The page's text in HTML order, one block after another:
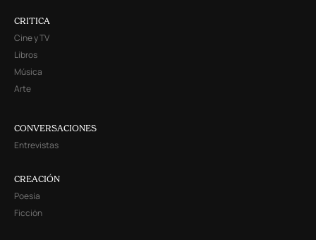
CRITICA
Cine y TV
Libros
Música
Arte
CONVERSACIONES
Entrevistas
CREACIÓN
Poesía
Ficción